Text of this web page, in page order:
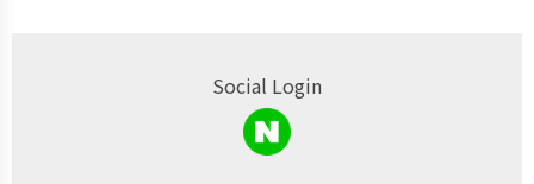
Social Login